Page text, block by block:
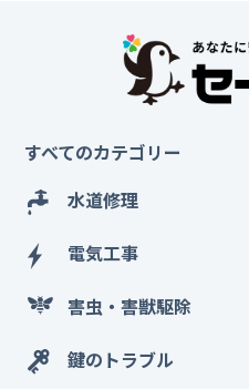
すべてのカテゴリー
水道修理
電気工事
害虫・害獣駆除
鍵のトラブル